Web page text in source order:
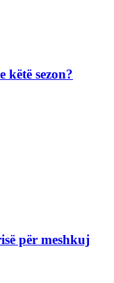
këtë sezon?
për meshkuj